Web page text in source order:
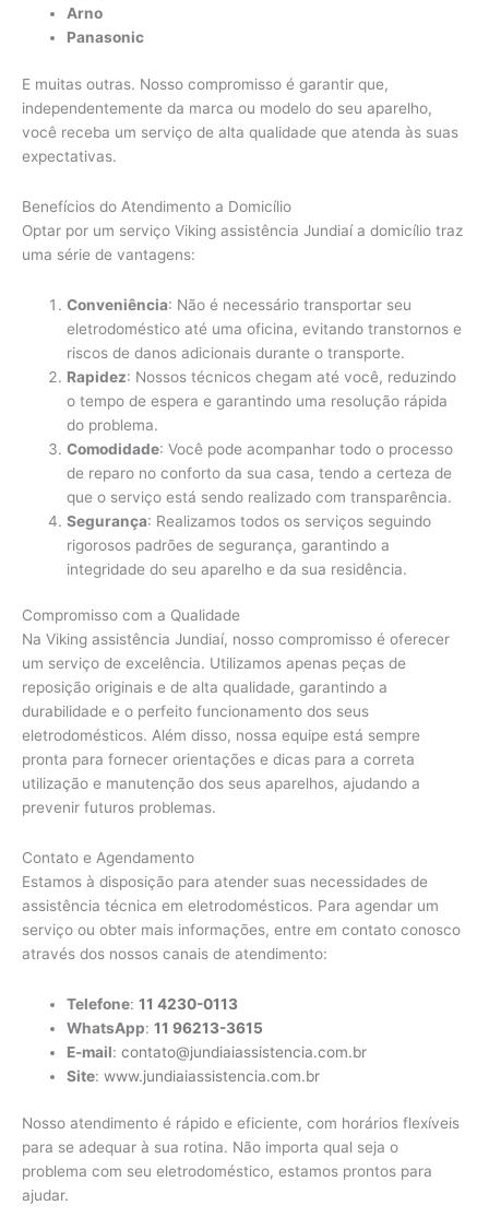
Arno
Panasonic
E muitas outras. Nosso compromisso é garantir que,
independentemente da marca ou modelo do seu aparelho,
você receba um serviço de alta qualidade que atenda às suas
expectativas.
Benefícios do Atendimento a Domicílio
Optar por um serviço Viking assistência Jundiaí a domicílio traz
uma série de vantagens:
Conveniência: Não é necessário transportar seu
eletrodoméstico até uma oficina, evitando transtornos e
riscos de danos adicionais durante o transporte.
Rapidez: Nossos técnicos chegam até você, reduzindo
o tempo de espera e garantindo uma resolução rápida
do problema.
Comodidade: Você pode acompanhar todo o processo
de reparo no conforto da sua casa, tendo a certeza de
que o serviço está sendo realizado com transparência.
Segurança: Realizamos todos os serviços seguindo
rigorosos padrões de segurança, garantindo a
integridade do seu aparelho e da sua residência.
Compromisso com a Qualidade
Na Viking assistência Jundiaí, nosso compromisso é oferecer
um serviço de excelência. Utilizamos apenas peças de
reposição originais e de alta qualidade, garantindo a
durabilidade e o perfeito funcionamento dos seus
eletrodomésticos. Além disso, nossa equipe está sempre
pronta para fornecer orientações e dicas para a correta
utilização e manutenção dos seus aparelhos, ajudando a
prevenir futuros problemas.
Contato e Agendamento
Estamos à disposição para atender suas necessidades de
assistência técnica em eletrodomésticos. Para agendar um
serviço ou obter mais informações, entre em contato conosco
através dos nossos canais de atendimento:
Telefone:11 4230-0113
WhatsApp:11 96213-3615
E-mail:contato@jundiaiassistencia.com.br
Site:www.jundiaiassistencia.com.br
Nosso atendimento é rápido e eficiente, com horários flexíveis
para se adequar à sua rotina. Não importa qual seja o
problema com seu eletrodoméstico, estamos prontos para
ajudar.